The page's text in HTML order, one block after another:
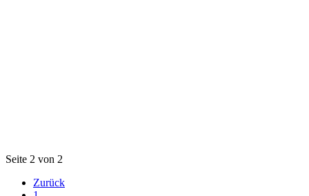
Seite 2 von 2
Zurück